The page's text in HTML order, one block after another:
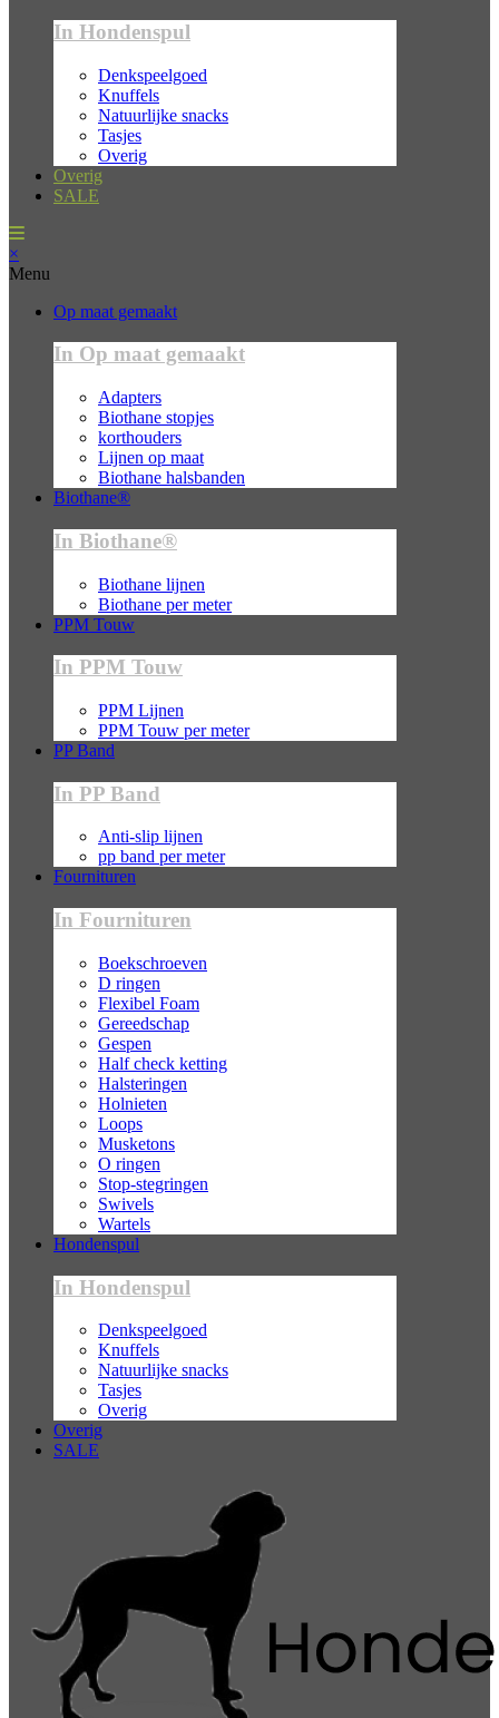
In Hondenspul
Denkspeelgoed
Knuffels
Natuurlijke snacks
Tasjes
Overig
Overig
SALE
×
Menu
Op maat gemaakt
In Op maat gemaakt
Adapters
Biothane stopjes
korthouders
Lijnen op maat
Biothane halsbanden
Biothane®
In Biothane®
Biothane lijnen
Biothane per meter
PPM Touw
In PPM Touw
PPM Lijnen
PPM Touw per meter
PP Band
In PP Band
Anti-slip lijnen
pp band per meter
Fournituren
In Fournituren
Boekschroeven
D ringen
Flexibel Foam
Gereedschap
Gespen
Half check ketting
Halsteringen
Holnieten
Loops
Musketons
O ringen
Stop-stegringen
Swivels
Wartels
Hondenspul
In Hondenspul
Denkspeelgoed
Knuffels
Natuurlijke snacks
Tasjes
Overig
Overig
SALE